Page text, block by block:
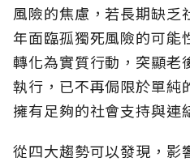
風險的焦慮，若長期缺乏
年面臨孤獨死風險的可能
轉化為實質行動，突顯老
執行，已不再侷限於單純
擁有足夠的社會支持與連
從四大趨勢可以發現，影